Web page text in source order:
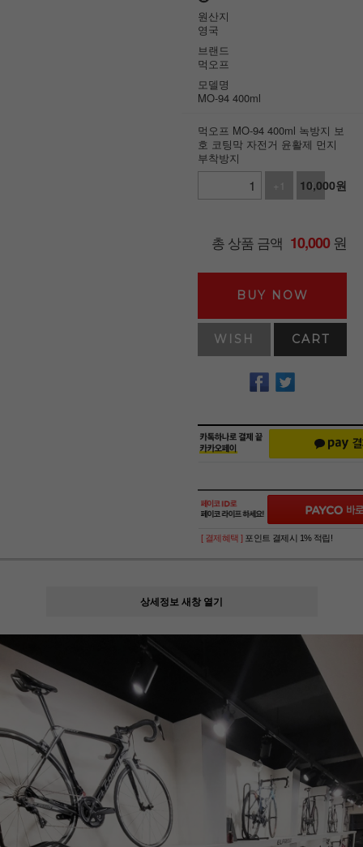
원산지
영국
브랜드
먹오프
모델명
MO-94 400ml
먹오프 MO-94 400ml 녹방지 보
호 코팅막 자전거 윤활제 먼지
부착방지
+1
-1
10,000원
총 상품 금액 10,000원
BUY NOW
WISH CART
[ 결제혜택 ] 포인트 결제시 1% 적립!
상세정보 새창 열기